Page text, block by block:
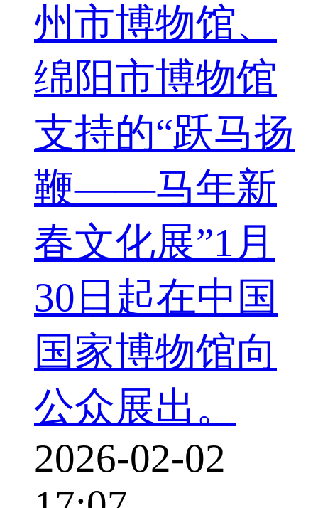
州市博物馆、
绵阳市博物馆
支持的“跃马扬
鞭——马年新
春文化展”1月
30日起在中国
国家博物馆向
公众展出。
2026-02-02